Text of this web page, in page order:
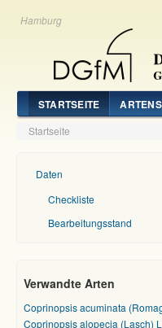
Hamburg
STARTSEITE
Startseite
Daten
Checkliste
Bearbeitungsstand
Verwandte Arten
Coprinopsis acuminata
Coprinopsis alopecia (Lasch)